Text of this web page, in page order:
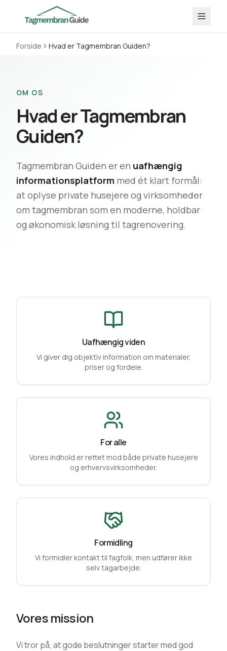
Forside Hvad er Tagmembran Guiden?
OM OS
Hvad er Tagmembran
Guiden?
Tagmembran Guiden er en uafhængig
informationsplatform med ét klart formål:
at oplyse private husejere og virksomheder
om tagmembran som en moderne, holdbar
og økonomisk løsning til tagrenovering.
Uafhængig viden
Vi giver dig objektiv information om materialer,
priser og fordele.
For alle
Vores indhold er rettet mod både private husejere
og erhvervsvirksomheder.
Formidling
Vi formidler kontakt til fagfolk, men udfører ikke
selv tagarbejde.
Vores mission
Vi tror på, at gode beslutninger starter med god